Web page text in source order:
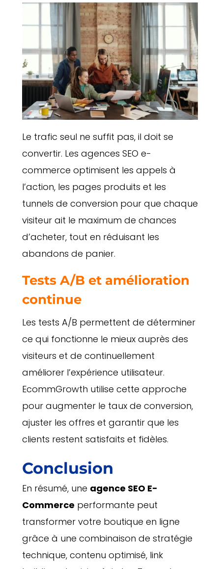
Le trafic seul ne suffit pas, il doit se
convertir. Les agences SEO e-
commerce optimisent les appels à
l’action, les pages produits et les
tunnels de conversion pour que chaque
visiteur ait le maximum de chances
d’acheter, tout en réduisant les
abandons de panier.
Tests A/B et amélioration
continue
Les tests A/B permettent de déterminer
ce qui fonctionne le mieux auprès des
visiteurs et de continuellement
améliorer l’expérience utilisateur.
EcommGrowth utilise cette approche
pour augmenter le taux de conversion,
ajuster les offres et garantir que les
clients restent satisfaits et fidèles.
Conclusion
En résumé, une agence SEO E-
Commerce performante peut
transformer votre boutique en ligne
grâce à une combinaison de stratégie
technique, contenu optimisé, link